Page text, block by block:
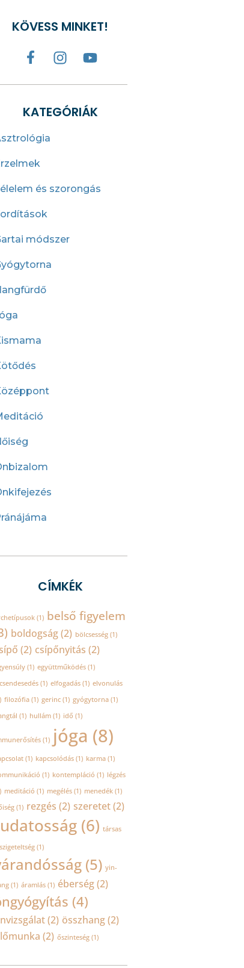
KÖVESS MINKET!
KATEGÓRIÁK
és szorongás
módszer
CÍMKÉK
(1) belső figyelem
boldogság(2) bölcsesség (1)
(2) csípőnyitás (2)
(1) együttműködés (1)
(1) elfogadás (1) elvonulás
filozófia (1) gerinc (1) gyógytorna (1)
(1) hullám (1) idő (1)
(1) jóga (8)
(1) kapcsolódás (1) karma (1)
(1) kontempláció (1) légzés
meditáció (1) megélés (1) menedék (1)
(1) rezgés (2) szeretet(2)
(6) társas
(1)
(5) yin-
(1) áramlás (1) éberség(2)
(4)
(2) összhang(2)
(2) őszinteség (1)